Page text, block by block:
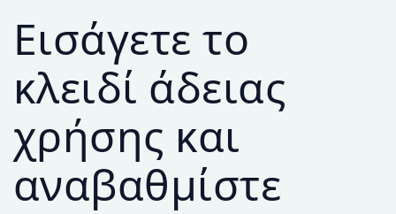
Εισάγετε το
κλειδί άδειας
χρήσης και
αναβαθμίστε